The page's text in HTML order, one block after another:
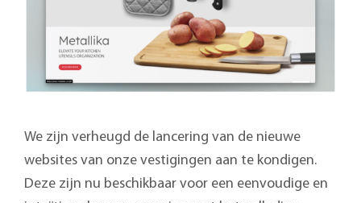
We zijn verheugd de lancering van de nieuwe
websites van onze vestigingen aan te kondigen.
Deze zijn nu beschikbaar voor een eenvoudige en